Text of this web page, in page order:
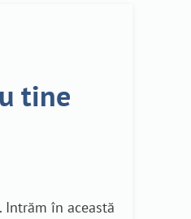
tine
în această